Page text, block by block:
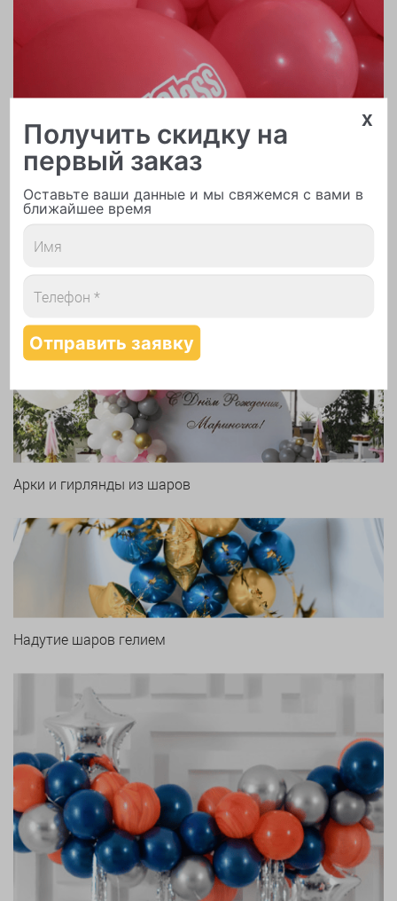
Печать логотипа
Арки и гирлянды из шаров
Надутие шаров гелием
x
Получить скидку на
первый заказ
Оставьте ваши данные и мы свяжемся с вами в
ближайшее время